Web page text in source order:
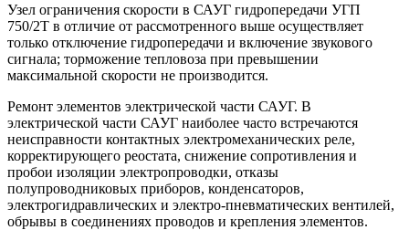
Узел ограничения скорости в САУГ гидропередачи УГП
750/2Т в отличие от рассмотренного выше осуществляет
только отключение гидропередачи и включение звукового
сигнала; торможение тепловоза при превышении
максимальной скорости не производится.
Ремонт элементов электрической части САУГ. В
электрической части САУГ наиболее часто встречаются
неисправности контактных электромеханических реле,
корректирующего реостата, снижение сопротивления и
пробои изоляции электропроводки, отказы
полупроводниковых приборов, конденсаторов,
электрогидравлических и электро-пневматических вентилей,
обрывы в соединениях проводов и крепления элементов.